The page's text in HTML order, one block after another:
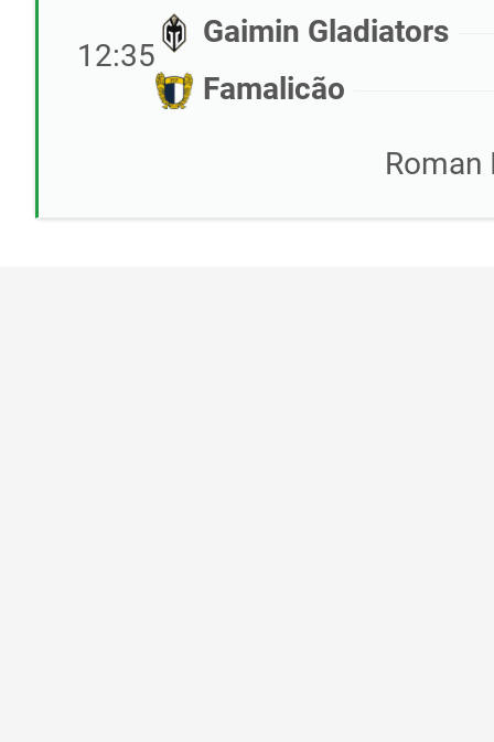
12:35
Gaimin Gladiators
Famalicão
Roman